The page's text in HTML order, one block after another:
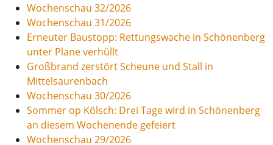
Wochenschau 32/2026
Wochenschau 31/2026
Erneuter Baustopp: Rettungswache in Schönenberg
unter Plane verhüllt
Großbrand zerstört Scheune und Stall in
Mittelsaurenbach
Wochenschau 30/2026
Sommer op Kölsch: Drei Tage wird in Schönenberg
an diesem Wochenende gefeiert
Wochenschau 29/2026